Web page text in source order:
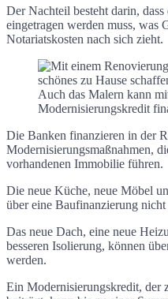
Der Nachteil besteht darin,
eingetragen werden muss, was
Notariatskosten nach sich zieht.
Auch das Malern kann
Modernisierungskredit
Die Banken finanzieren in der
Modernisierungsmaßnahmen,
vorhandenen Immobilie führen.
Die neue Küche, neue Möbel
über eine Baufinanzierung
Das neue Dach, eine neue
besseren Isolierung, können
werden.
Ein Modernisierungskredit, der